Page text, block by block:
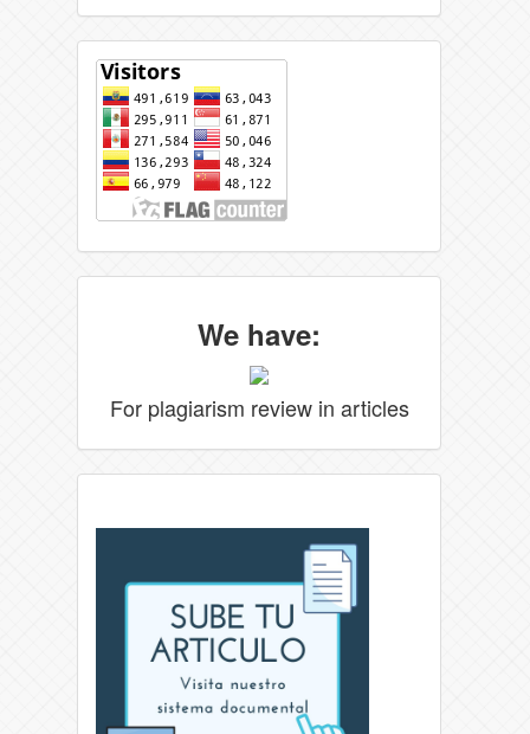
We have:
For plagiarism review in articles